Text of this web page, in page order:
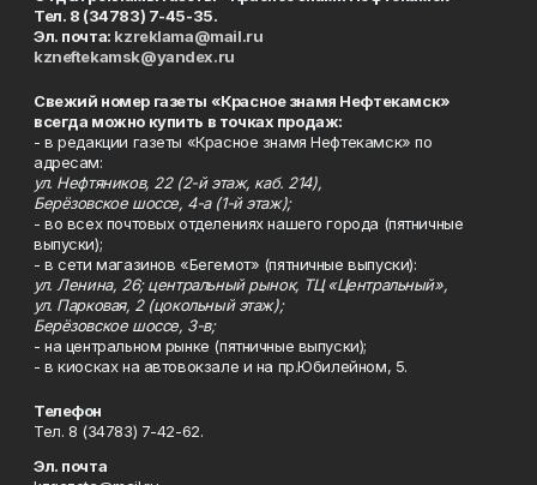
Тел. 8 (34783) 7-45-35.
Эл. почта: kzreklama@mail.ru
kzneftekamsk@yandex.ru
Свежий номер газеты «Красное знамя Нефтекамск»
всегда можно купить в точках продаж:
- в редакции газеты «Красное знамя Нефтекамск» по
адресам:
ул. Нефтяников, 22 (2-й этаж, каб. 214),
Берёзовское шоссе, 4-а (1-й этаж);
- во всех почтовых отделениях нашего города (пятничные
выпуски);
- в сети магазинов «Бегемот» (пятничные выпуски):
ул. Ленина, 26; центральный рынок, ТЦ «Центральный»,
ул. Парковая, 2 (цокольный этаж);
Берёзовское шоссе, 3-в;
- на центральном рынке (пятничные выпуски);
- в киосках на автовокзале и на пр.Юбилейном, 5.
Телефон
Тел. 8 (34783) 7-42-62.
Эл. почта